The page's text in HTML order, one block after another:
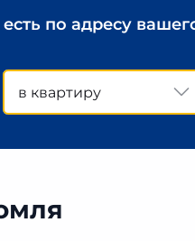
по адресу
в квартиру